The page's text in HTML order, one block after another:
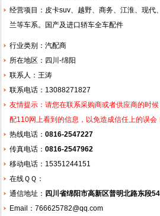
经营项目：皮卡suv、越野、商务、 江淮、 现代
兰等车系。国产及进口轿车全车配件
行业类别：汽配商
所在地区：四川-绵阳
联系人：王涛
联系电话：13088271827
友情提示：请您在联系采购商或者供应商的时
配110网上看到的信息，以免造成信任上的误会
热线电话： 0816-2547227
传真电话： 0816-2547962
移动电话：15351244151
在线ＱＱ：
通信地址： 四川省绵阳市高新区普明北路东段
Email：766625782@qq.com